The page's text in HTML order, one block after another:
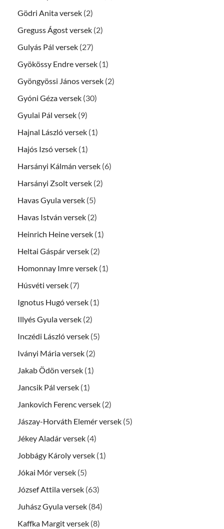
Gödri Anita versek (2)
Greguss Ágost versek (2)
Gulyás Pál versek (27)
Gyökössy Endre versek (1)
Gyöngyössi János versek (2)
Gyóni Géza versek (30)
Gyulai Pál versek (9)
Hajnal László versek (1)
Hajós Izsó versek (1)
Harsányi Kálmán versek (6)
Harsányi Zsolt versek (2)
Havas Gyula versek (5)
Havas István versek (2)
Heinrich Heine versek (1)
Heltai Gáspár versek (2)
Homonnay Imre versek (1)
Húsvéti versek (7)
Ignotus Hugó versek (1)
Illyés Gyula versek (2)
Inczédi László versek (5)
Iványi Mária versek (2)
Jakab Ödön versek (1)
Jancsik Pál versek (1)
Jankovich Ferenc versek (2)
Jászay-Horváth Elemér versek (5)
Jékey Aladár versek (4)
Jobbágy Károly versek (1)
Jókai Mór versek (5)
József Attila versek (63)
Juhász Gyula versek (84)
Kaffka Margit versek (8)